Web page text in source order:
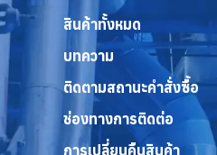
สินค้าทั้งหมด
บทความ
ติดตามสถานะคำสั่งซื้อ
ช่องทางการติดต่อ
การเปลี่ยนคืนสินค้า